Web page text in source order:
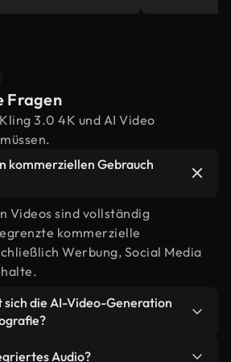
Fragen
3.0 4K und AI Video
kommerziellen Gebrauch
Videos sind vollständig
kommerzielle
Werbung, Social Media
die AI-Video-Generation
Audio?